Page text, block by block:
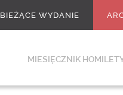
BIEŻĄCE WYDANIE
MIESIĘCZNIK